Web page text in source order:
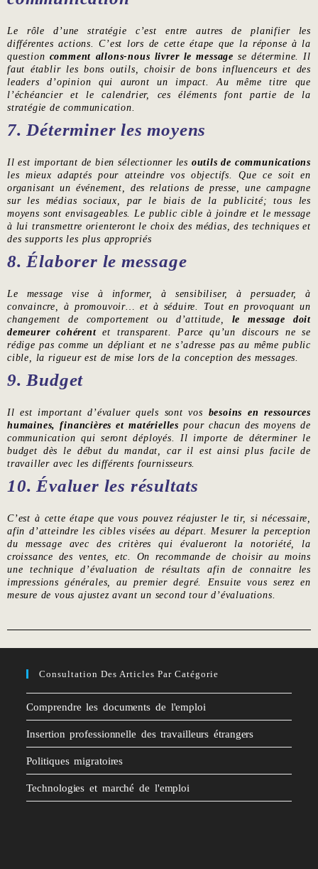
Le rôle d’une stratégie c’est entre autres de planifier les
différentes actions. C’est lors de cette étape que la réponse à la
question comment allons-nous livrer le messagese détermine. Il
faut établir les bons outils, choisir de bons influenceurs et des
leaders d’opinion qui auront un impact. Au même titre que
l’échéancier et le calendrier, ces éléments font partie de la
stratégie de communication.
7. Déterminer les moyens
Il est important de bien sélectionner les outils de communications
les mieux adaptés pour atteindre vos objectifs. Que ce soit en
organisant un événement, des relations de presse, une campagne
sur les médias sociaux, par le biais de la publicité; tous les
moyens sont envisageables. Le public cible à joindre et le message
à lui transmettre orienteront le choix des médias, des techniques et
des supports les plus appropriés
8. Élaborer le message
Le message vise à informer, à sensibiliser, à persuader, à
convaincre, à promouvoir… et à séduire. Tout en provoquant un
changement de comportement ou d’attitude, le message doit
demeurer cohérentet transparent. Parce qu’un discours ne se
rédige pas comme un dépliant et ne s’adresse pas au même public
cible, la rigueur est de mise lors de la conception des messages.
9. Budget
Il est important d’évaluer quels sont vos besoins en ressources
humaines, financières et matérielles pour chacun des moyens de
communication qui seront déployés. Il importe de déterminer le
budget dès le début du mandat, car il est ainsi plus facile de
travailler avec les différents fournisseurs.
10. Évaluer les résultats
C’est à cette étape que vous pouvez réajuster le tir, si nécessaire,
afin d’atteindre les cibles visées au départ. Mesurer la perception
du message avec des critères qui évalueront la notoriété, la
croissance des ventes, etc. On recommande de choisir au moins
une technique d’évaluation de résultats afin de connaitre les
impressions générales, au premier degré. Ensuite vous serez en
mesure de vous ajustez avant un second tour d’évaluations.
Consultation Des Articles Par Catégorie
Comprendre les documents de l'emploi
Insertion professionnelle des travailleurs étrangers
Politiques migratoires
Technologies et marché de l'emploi